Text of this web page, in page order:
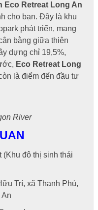
Eco Retreat Long An
cho bạn. Đây là khu
phát triển, mang
bằng giữa thiên
dựng chỉ 19,5%,
Eco Retreat Long
là điểm đến đầu tư
River
(Khu đô thị sinh thái
Trí, xã Thanh Phú,